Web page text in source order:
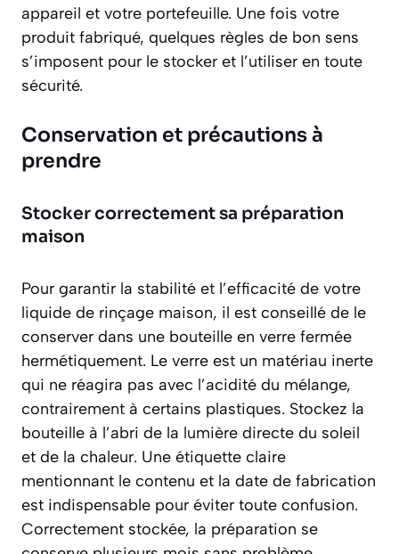
appareil et votre portefeuille. Une fois votre
produit fabriqué, quelques règles de bon sens
s’imposent pour le stocker et l’utiliser en toute
sécurité.
Conservation et précautions à
prendre
Stocker correctement sa préparation
maison
Pour garantir la stabilité et l’efficacité de votre
liquide de rinçage maison, il est conseillé de le
conserver dans une bouteille en verre fermée
hermétiquement. Le verre est un matériau inerte
qui ne réagira pas avec l’acidité du mélange,
contrairement à certains plastiques. Stockez la
bouteille à l’abri de la lumière directe du soleil
et de la chaleur. Une étiquette claire
mentionnant le contenu et la date de fabrication
est indispensable pour éviter toute confusion.
Correctement stockée, la préparation se